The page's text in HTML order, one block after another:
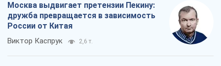
Москва выдвигает претензии Пекину:
дружба превращается в зависимость
России от Китая
Виктор Каспрук 2,6 т.